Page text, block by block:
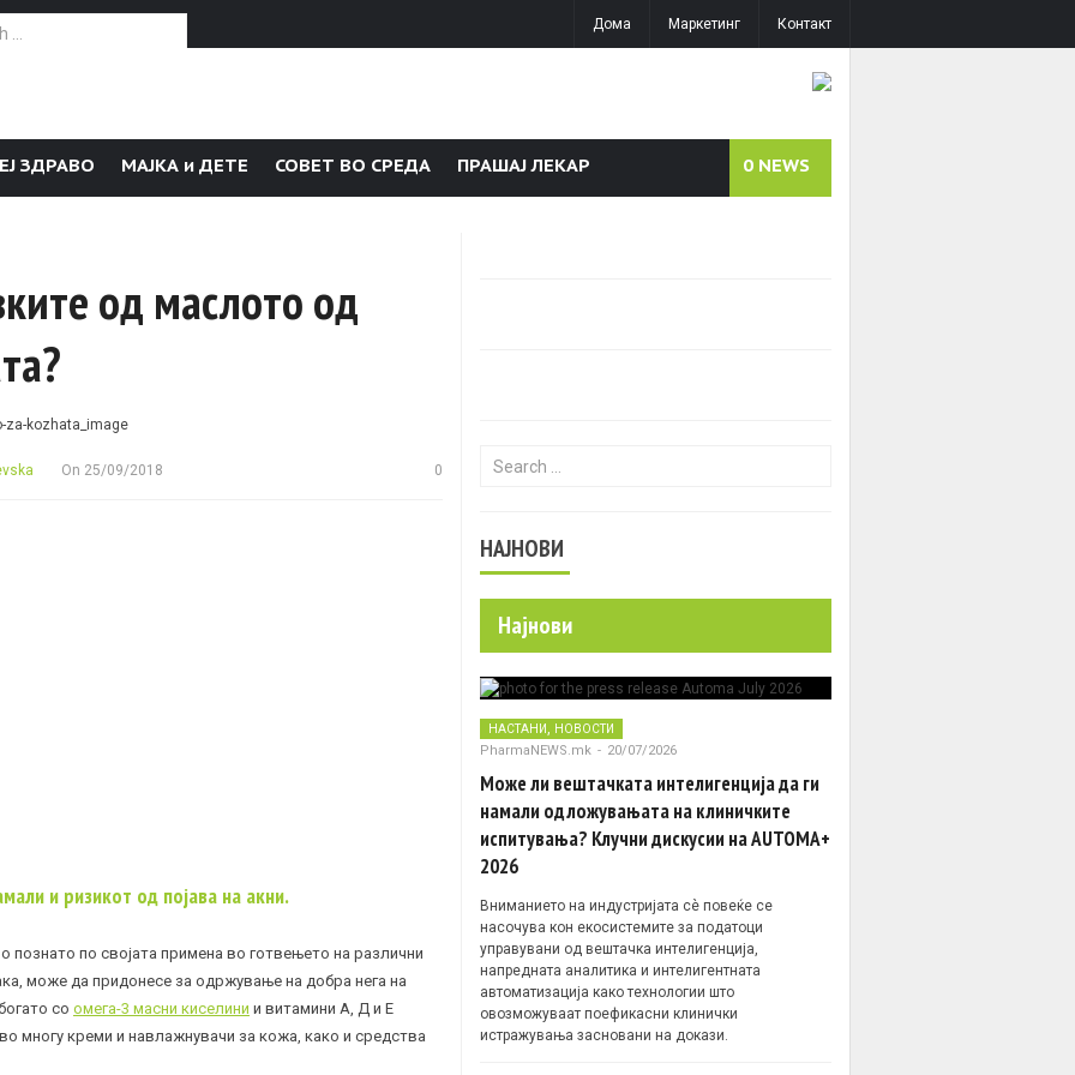
Дома Маркетинг Контакт
ЗДРАВО МАЈКА и ДЕТЕ СОВЕТ ВО СРЕДА ПРАШАЈ ЛЕКАР 0 NEWS
од маслото од
On 25/09/2018 0
и ризикот од појава на акни.
познато по својата примена во готвењето на различни
може да придонесе за одржување на добра нега на
со омега-3 масни киселини и витамини А, Д и Е
многу креми и навлажнувачи за кожа, како и средства
Search for:
НАЈНОВИ
Најнови
НАСТАНИ , НОВОСТИ
PharmaNEWS.mk - 20/07/2026
Може ли вештачката интелигенција да ги
намали одложувањата на клиничките
испитувања? Клучни дискусии на AUTOMA+
2026
Вниманието на индустријата сè повеќе се
насочува кон екосистемите за податоци
управувани од вештачка интелигенција,
напредната аналитика и интелигентната
автоматизација како технологии што
овозможуваат поефикасни клинички
истражувања засновани на докази.